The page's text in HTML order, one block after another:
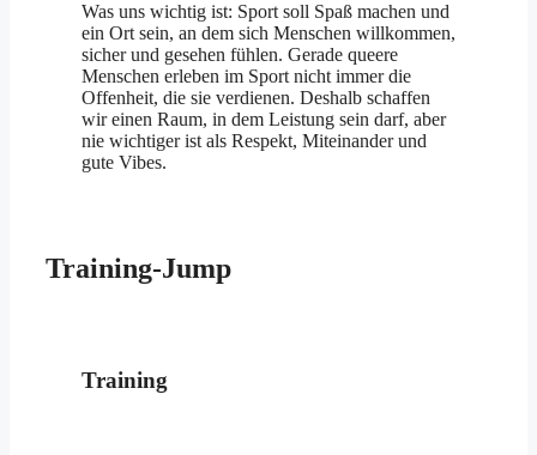
Was uns wichtig ist: Sport soll Spaß machen und
ein Ort sein, an dem sich Menschen willkommen,
sicher und gesehen fühlen. Gerade queere
Menschen erleben im Sport nicht immer die
Offenheit, die sie verdienen. Deshalb schaffen
wir einen Raum, in dem Leistung sein darf, aber
nie wichtiger ist als Respekt, Miteinander und
gute Vibes.
Training-Jump
Training